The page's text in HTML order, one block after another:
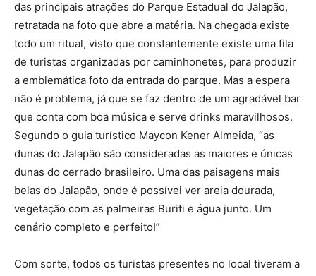
das principais atrações do Parque Estadual do Jalapão,
retratada na foto que abre a matéria. Na chegada existe
todo um ritual, visto que constantemente existe uma fila
de turistas organizadas por caminhonetes, para produzir
a emblemática foto da entrada do parque. Mas a espera
não é problema, já que se faz dentro de um agradável bar
que conta com boa música e serve drinks maravilhosos.
Segundo o guia turístico Maycon Kener Almeida, “as
dunas do Jalapão são consideradas as maiores e únicas
dunas do cerrado brasileiro. Uma das paisagens mais
belas do Jalapão, onde é possível ver areia dourada,
vegetação com as palmeiras Buriti e água junto. Um
cenário completo e perfeito!”
Com sorte, todos os turistas presentes no local tiveram a